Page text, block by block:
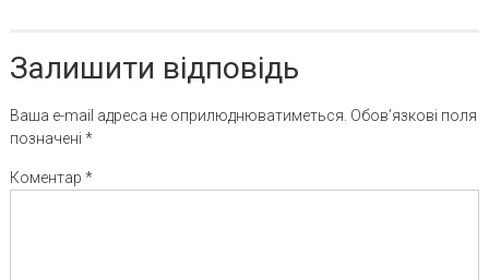
Залишити відповідь
Ваша e-mail адреса не оприлюднюватиметься. Обов’язкові поля
позначені *
Коментар *